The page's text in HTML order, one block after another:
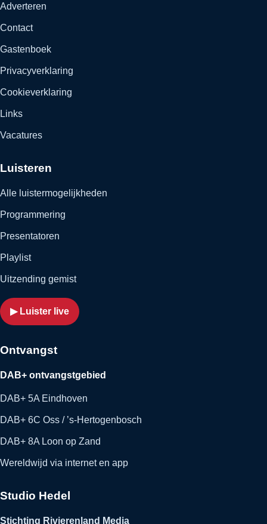
Adverteren
Contact
Gastenboek
Privacyverklaring
Cookieverklaring
Links
Vacatures
Luisteren
Alle luistermogelijkheden
Programmering
Presentatoren
Playlist
Uitzending gemist
▶ Luister live
Ontvangst
DAB+ ontvangstgebied
DAB+ 5A Eindhoven
DAB+ 6C Oss / ’s-Hertogenbosch
DAB+ 8A Loon op Zand
Wereldwijd via internet en app
Studio Hedel
Stichting Rivierenland Media